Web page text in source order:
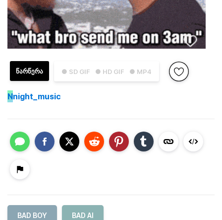
● SD GIF ● HD GIF ● MP4
ᲬᲐᲠᲬᲔᲠᲐ
Nnight_music
BAD BOY BAD AI